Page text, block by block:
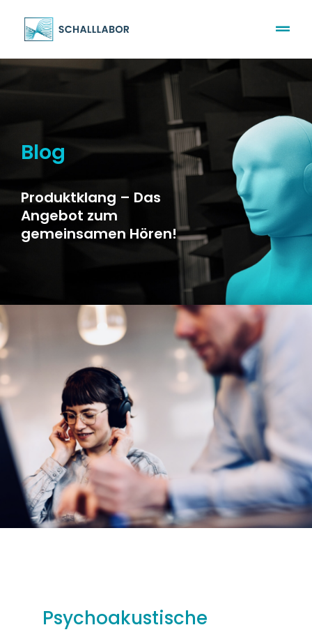
Blog
Produktklang – Das
Angebot zum
gemeinsamen Hören!
Psychoakustische